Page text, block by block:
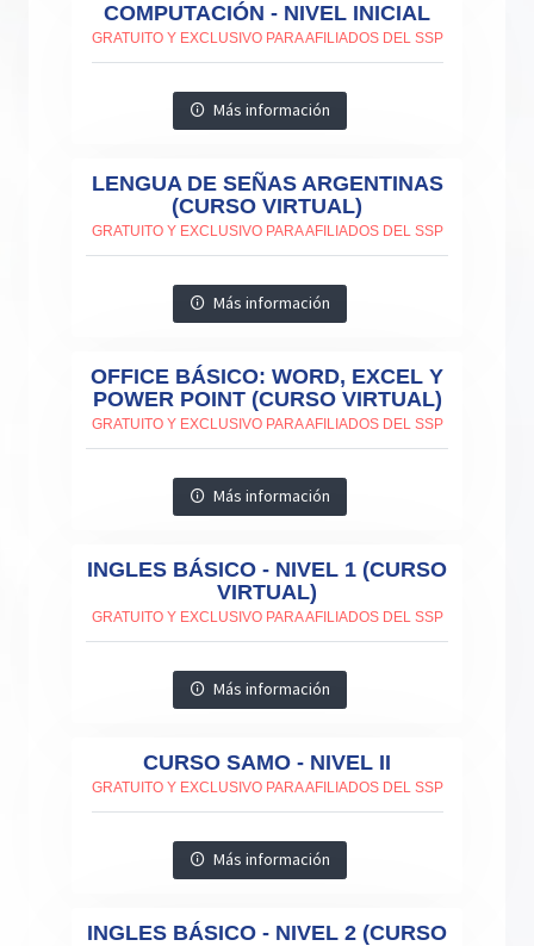
COMPUTACIÓN - NIVEL INICIAL
GRATUITO Y EXCLUSIVO PARA AFILIADOS DEL SSP
Más información
LENGUA DE SEÑAS ARGENTINAS
(CURSO VIRTUAL)
GRATUITO Y EXCLUSIVO PARA AFILIADOS DEL SSP
Más información
OFFICE BÁSICO: WORD, EXCEL Y
POWER POINT (CURSO VIRTUAL)
GRATUITO Y EXCLUSIVO PARA AFILIADOS DEL SSP
Más información
INGLES BÁSICO - NIVEL 1 (CURSO
VIRTUAL)
GRATUITO Y EXCLUSIVO PARA AFILIADOS DEL SSP
Más información
CURSO SAMO - NIVEL II
GRATUITO Y EXCLUSIVO PARA AFILIADOS DEL SSP
Más información
INGLES BÁSICO - NIVEL 2 (CURSO